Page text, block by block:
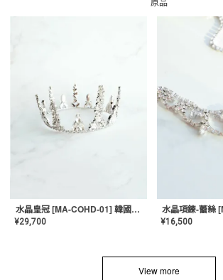
水晶皇冠 [MA-COHD-01] 韓國皇冠/婚禮皇冠/頭飾
¥29,700
水晶項鍊-蕾絲
¥16,500
View more